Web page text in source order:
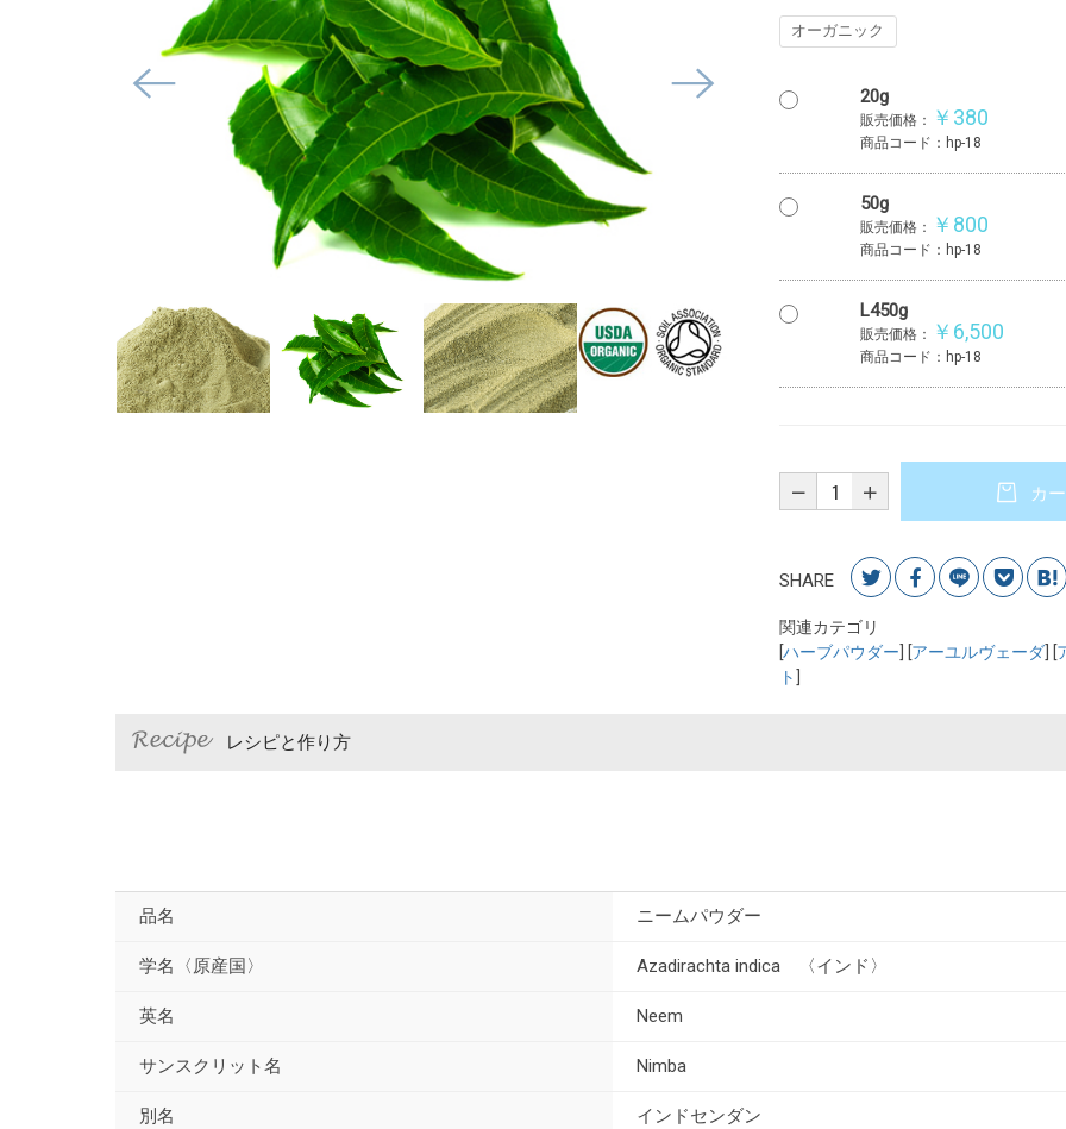
オーガニック
20g
販売価格： ￥380
商品コード：hp-18
50g
販売価格： ￥800
商品コード：hp-18
L450g
販売価格： ￥6,500
商品コード：hp-18
カ
SHARE
関連カテゴリ
[ハーブパウダー ] [アーユルヴェーダ] [
ト
レシピと作り方
品名 ニームパウダー
学名〈原産国〉 Azadirachta indica 〈インド〉
英名 Neem
サンスクリット名 Nimba
別名 インドセンダン